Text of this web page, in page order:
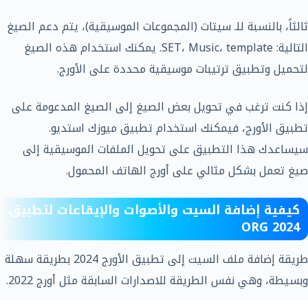
ثالثاً، بالنسبة للـ سيتات (المجموعات الموسيقية)، يتم دعم الصيغ
التالية: SET، Music، template. يمكنك استخدام هذه الصيغ
لتحميل وتطبيق ترتيبات موسيقية محددة على الأورج.
إذا كنت ترغب في تحويل بعض الصيغ إلى الصيغ المدعومة على
تطبيق الأورج، فيمكنك استخدام تطبيق ميوزك استديو.
سيساعدك هذا التطبيق على تحويل الملفات الموسيقية إلى
صيغ تعمل بشكل مثالي على أورج الهاتف المحمول.
كيفية إضافة السيت والأصوات والإيقاعات لتطبيق
ORG 2024
طريقة إضافة ملف السيت إلى تطبيق الأورج 2024 بطريقة سهلة
وبسيطة، وهي نفس الطريقة للاصدارات السابقة مثل أورج 2022.